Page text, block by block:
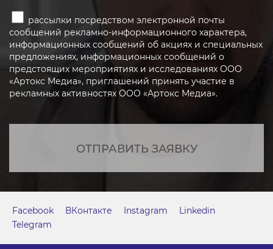
рассылки посредством электронной почты
сообщений рекламно-информационного характера,
информационных сообщений об акциях и специальных
предложениях, информационных сообщений о
предстоящих мероприятиях и исследованиях ООО
«Артокс Медиа», приглашений принять участие в
рекламных активностях ООО «Артокс Медиа».
ОТПРАВИТЬ ЗАЯВКУ
Facebook ВКонтакте Instagram
Linkedin
Telegram